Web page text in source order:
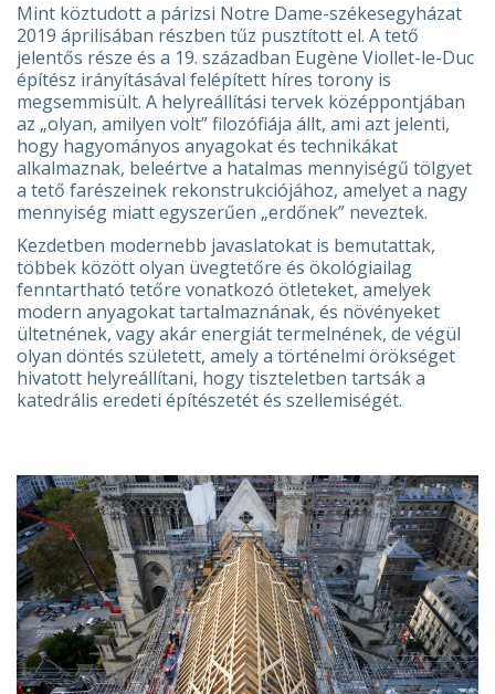
Mint köztudott a párizsi Notre Dame-székesegyházat
2019 áprilisában részben tűz pusztított el. A tető
jelentős része és a 19. században Eugène Viollet-le-Duc
építész irányításával felépített híres torony is
megsemmisült. A helyreállítási tervek középpontjában
az „olyan, amilyen volt” filozófiája állt, ami azt jelenti,
hogy hagyományos anyagokat és technikákat
alkalmaznak, beleértve a hatalmas mennyiségű tölgyet
a tető farészeinek rekonstrukciójához, amelyet a nagy
mennyiség miatt egyszerűen „erdőnek” neveztek.
Kezdetben modernebb javaslatokat is bemutattak,
többek között olyan üvegtetőre és ökológiailag
fenntartható tetőre vonatkozó ötleteket, amelyek
modern anyagokat tartalmaznának, és növényeket
ültetnének, vagy akár energiát termelnének, de végül
olyan döntés született, amely a történelmi örökséget
hivatott helyreállítani, hogy tiszteletben tartsák a
katedrális eredeti építészetét és szellemiségét.